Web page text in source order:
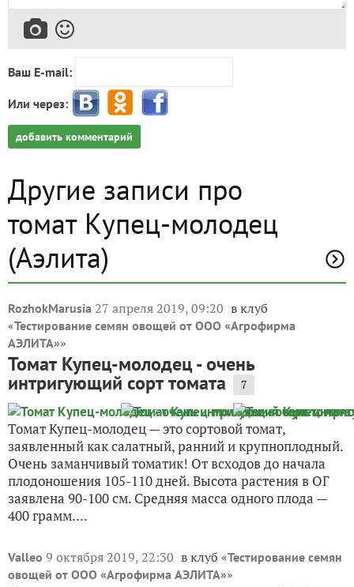
Ваш E-mail:
Или через:
добавить комментарий
Другие записи про
томат Купец-молодец
(Аэлита)
RozhokMarusia 27 апреля 2019, 09:20 в клуб
«Тестирование семян овощей от ООО «Агрофирма
АЭЛИТА»»
Томат Купец-молодец - очень
интригующий сорт томата 7
Томат Купец-молодец — это сортовой томат,
заявленный как салатный, ранний и крупноплодный.
Очень заманчивый томатик! От всходов до начала
плодоношения 105-110 дней. Высота растения в ОГ
заявлена 90-100 см. Средняя масса одного плода —
400 грамм....
Valleo 9 октября 2019, 22:30 в клуб «Тестирование семян
овощей от ООО «Агрофирма АЭЛИТА»»